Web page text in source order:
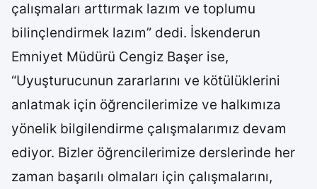
çalışmaları arttırmak lazım ve toplumu
bilinçlendirmek lazım” dedi. İskenderun
Emniyet Müdürü Cengiz Başer ise,
“Uyuşturucunun zararlarını ve kötülüklerini
anlatmak için öğrencilerimize ve halkımıza
yönelik bilgilendirme çalışmalarımız devam
ediyor. Bizler öğrencilerimize derslerinde her
zaman başarılı olmaları için çalışmalarını,